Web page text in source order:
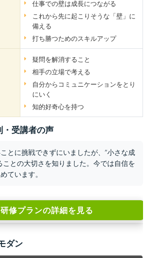
仕事での壁は成長につながる
これから先に起こりそうな「壁」に
備える
打ち勝つためのスキルアップ
疑問を解消すること
相手の立場で考える
自分からコミュニケーションをとり
にいく
知的好奇心を持つ
・受講者の声
とに挑戦できずにいましたが、”小さな成
ことの大切さを知りました。今では自信を
ています。
修プランの詳細を見る
ダン
フマネジメント・キャリア自律研